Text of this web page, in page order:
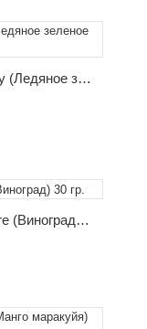
Табак Dark Side Core - Ice Granny (Ледяное зеленое яблоко) 30 гр.
Табак Dark Side Core - Grape Core (Виноград) 30 гр.